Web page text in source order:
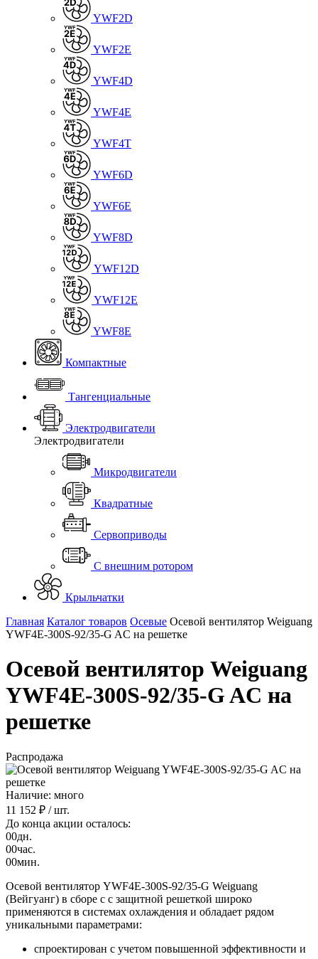
YWF2D
YWF2E
YWF4D
YWF4E
YWF4T
YWF6D
YWF6E
YWF8D
YWF12D
YWF12E
YWF8E
Компактные
Тангенциальные
Электродвигатели
Электродвигатели
Микродвигатели
Квадратные
Сервоприводы
С внешним ротором
Крыльчатки
Главная Каталог товаров Осевые Осевой вентилятор Weiguang
YWF4E-300S-92/35-G AC на решетке
Осевой вентилятор Weiguang
YWF4E-300S-92/35-G AC на
решетке
Распродажа
Наличие: много
11 152 ₽ / шт.
До конца акции осталось:
00дн.
00час.
00мин.
Осевой вентилятор YWF4E-300S-92/35-G Weiguang
(Вейгуанг) в сборе с с защитной решеткой широко
применяются в системах охлаждения и обладает рядом
уникальными параметрами:
спроектирован с учетом повышенной эффективности и